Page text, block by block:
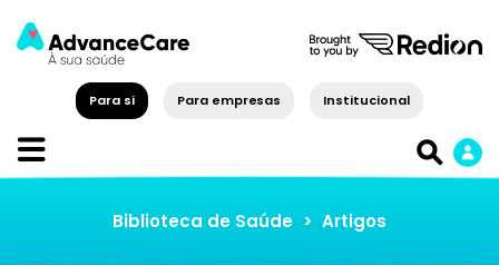
Para si Para empresas Institucional
Biblioteca de Saúde > Artigos